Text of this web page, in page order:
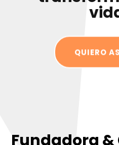
QUIERO
Fundadora &